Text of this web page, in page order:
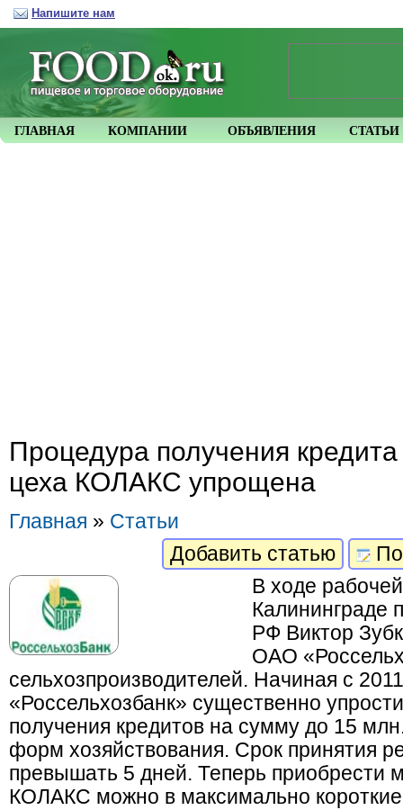
Процедура получения
цеха КОЛАКС упрощена
Главная » Статьи
Добавить статью
В ходе
Калининграде
РФ Виктор
ОАО
сельхозпроизводителей. Начиная с
«Россельхозбанк» существенно
получения кредитов на сумму до 15
форм хозяйствования. Срок принятия
превышать 5 дней. Теперь приобрести
КОЛАКС можно в максимально короткие
ГЛАВНАЯ КОМПАНИИ ОБЪЯВЛЕНИЯ СТАТЬИ
Напишите нам